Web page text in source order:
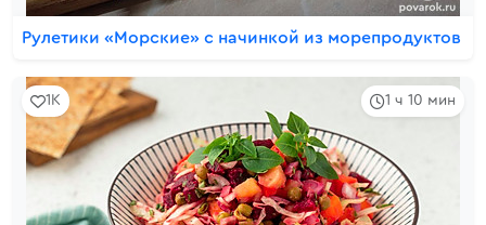
Рулетики «Морские» с начинкой из морепродуктов
1 ч 10 мин
1K